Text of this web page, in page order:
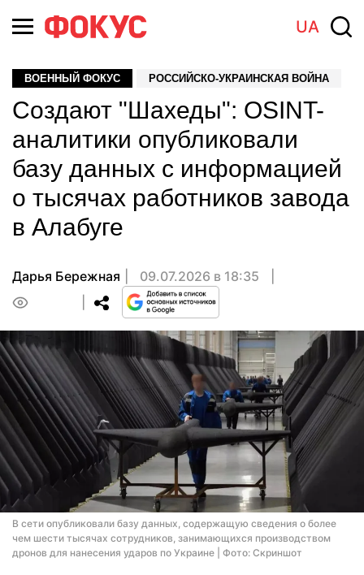
UA
ВОЕННЫЙ ФОКУС РОССИЙСКО-УКРАИНСКАЯ ВОЙНА
Создают "Шахеды": OSINT-
аналитики опубликовали
базу данных с информацией
о тысячах работников завода
в Алабуге
Дарья Бережная
09.07.2026 в 18:35
В сети опубликовали базу данных, содержащую сведения о более
чем шести тысячах сотрудников, занимающихся производством
дронов для нанесения ударов по Украине | Фото: Скриншот